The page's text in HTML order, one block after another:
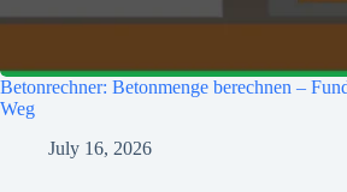
Betonrechner: Betonmenge berechnen –
Weg
July 16, 2026